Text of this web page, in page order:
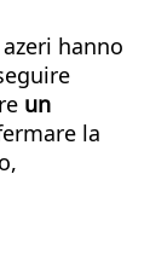
hanno
un
la